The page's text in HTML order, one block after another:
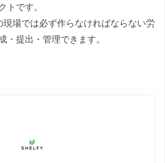
トです。
場では必ず作らなければならない労
・提出・管理できます。